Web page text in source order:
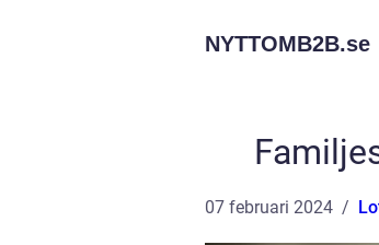
NYTTOMB2B.se
07 februari 2024